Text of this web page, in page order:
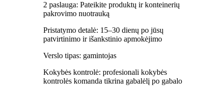
2 paslauga: Pateikite produktų ir konteinerių
pakrovimo nuotrauką
Pristatymo detalė: 15–30 dienų po jūsų
patvirtinimo ir išankstinio apmokėjimo
Verslo tipas: gamintojas
Kokybės kontrolė: profesionali kokybės
kontrolės komanda tikrina gabalėlį po gabalo